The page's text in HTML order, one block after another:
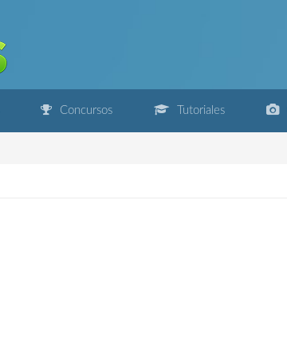
Concursos Tutoriales